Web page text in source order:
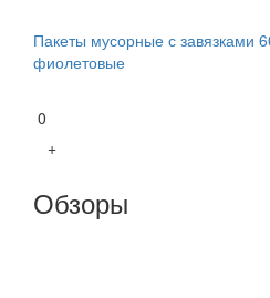
Пакеты мусорные с завязками
фиолетовые
0
+
Обзоры